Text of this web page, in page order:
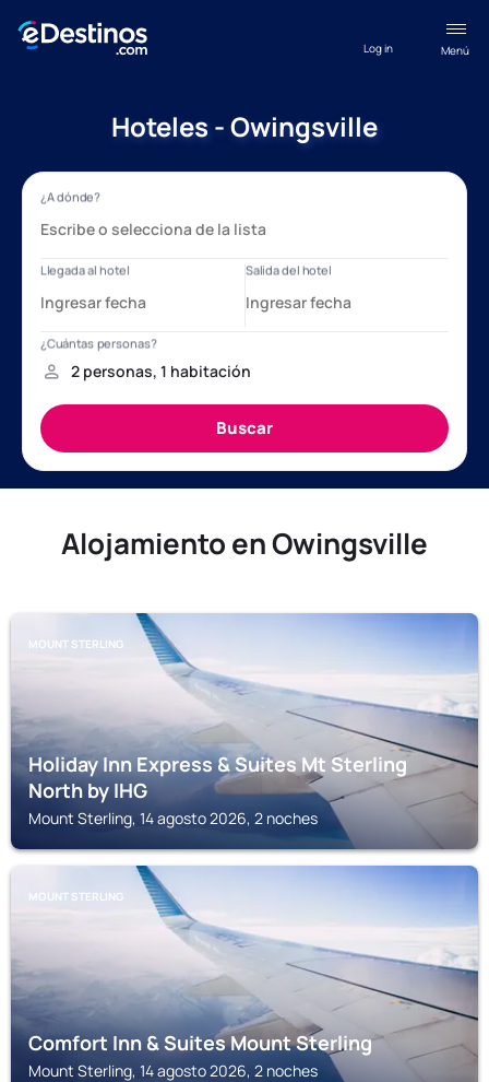
Menú
Log in
Hoteles - Owingsville
Alojamiento en Owingsville
MOUNT STERLING
Holiday Inn Express & Suites Mt Sterling
North by IHG
Mount Sterling, 14 agosto 2026, 2 noches
MOUNT STERLING
Comfort Inn & Suites Mount Sterling
Mount Sterling, 14 agosto 2026, 2 noches